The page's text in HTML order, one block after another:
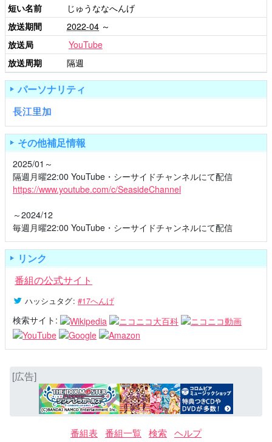
短い名前
じゅうななへんげ
放送期間
2022-04 ～
放送局
YouTube
放送周期
隔週
パーソナリティ
長江里加
その他補足情報
2025/01～
隔週月曜22:00 YouTube・シーサイドチャンネルにて配信
https://www.youtube.com/c/SeasideChannel
～2024/12
毎週月曜22:00 YouTube・シーサイドチャンネルにて配信
リンク
番組の公式サイト
ハッシュタグ: #17へんげ
検索サイト:
[広告]
番組表 番組一覧 検索 ヘルプ